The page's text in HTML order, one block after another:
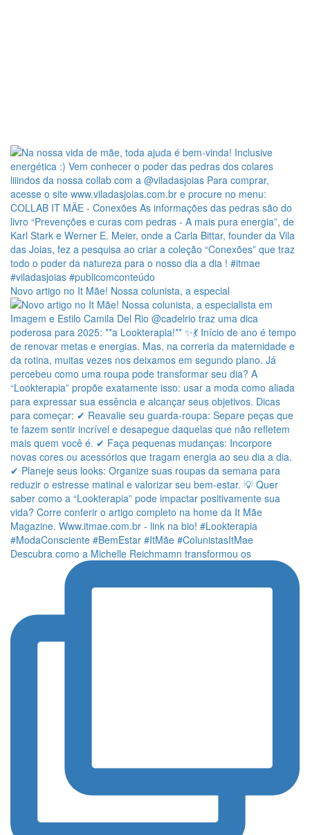
Novo artigo no It Mãe! Nossa colunista, a especial
Descubra como a Michelle Reichmamn transformou os